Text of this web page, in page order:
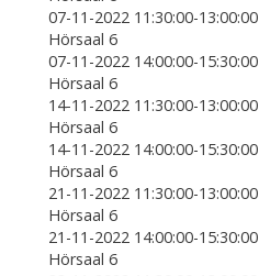
07-11-2022 11:30:00-13:00:00
Hörsaal 6
07-11-2022 14:00:00-15:30:00
Hörsaal 6
14-11-2022 11:30:00-13:00:00
Hörsaal 6
14-11-2022 14:00:00-15:30:00
Hörsaal 6
21-11-2022 11:30:00-13:00:00
Hörsaal 6
21-11-2022 14:00:00-15:30:00
Hörsaal 6